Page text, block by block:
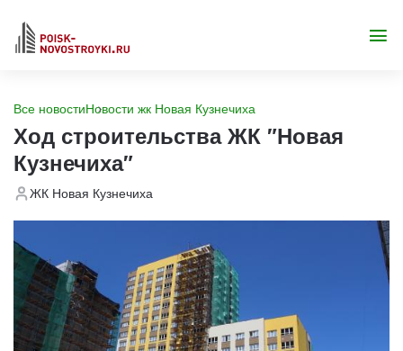
Все новостиНовости жк Новая Кузнечиха
Ход строительства ЖК "Новая
Кузнечиха"
ЖК Новая Кузнечиха